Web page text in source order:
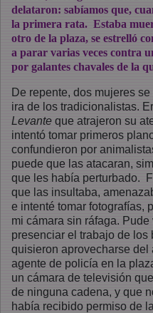
delataron: sabíamos que,
la primera rata. Estaba
otro de la plaza, se estrelló
a parar varias veces contra
por galantes chavales de la
De repente, dos mujeres
ira de los tradicionalistas.
Levante que atrajeron su
intentó tomar primeros
confundieron por
puede que las atacaran,
que les había perturbado.
que las insultaba,
e intenté tomar fotografías,
mi cámara sin ráfaga.
presenciar el trabajo de los
quisieron aprovecharse
agente de policía en la
un cámara de televisión
de ninguna cadena, y que
había recibido permiso de